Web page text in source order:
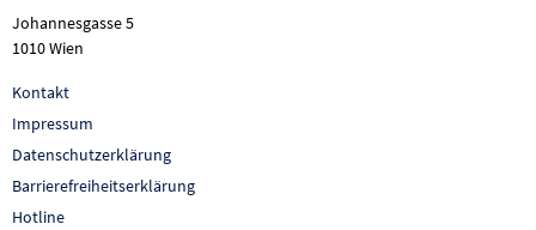
Johannesgasse 5
1010 Wien
Kontakt
Impressum
Datenschutzerklärung
Barrierefreiheitserklärung
Hotline